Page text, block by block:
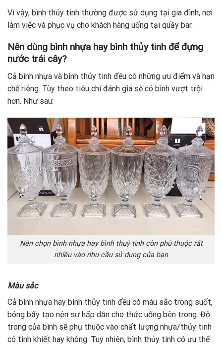
Vì vậy, bình thủy tinh thường được sử dụng tại gia đình, nơi
làm việc và phục vụ cho khách hàng uống tại quầy bar.
Nên dùng bình nhựa hay bình thủy tinh để đựng
nước trái cây?
Cả bình nhựa và bình thủy tinh đều có những ưu điểm và hạn
chế riêng. Tùy theo tiêu chí đánh giá sẽ có bình vượt trội
hơn. Như sau:
Nên chọn bình nhựa hay bình thuỷ tinh còn phù thuộc rất
nhiều vào nhu cầu sử dụng của bạn
Màu sắc
Cả bình nhựa hay bình thủy tinh đều có màu sắc trong suốt,
bóng bẩy tạo nên sự hấp dẫn cho thức uống bên trong. Độ
trong của bình sẽ phụ thuộc vào chất lượng nhựa/thủy tinh
có tinh khiết hay không. Tuy nhiên, bình thủy tinh có ưu thế